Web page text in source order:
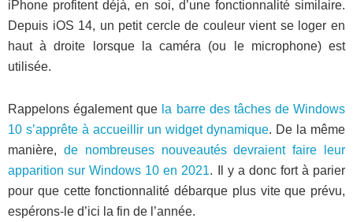
iPhone profitent déjà, en soi, d’une fonctionnalité similaire.
Depuis iOS 14, un petit cercle de couleur vient se loger en
haut à droite lorsque la caméra (ou le microphone) est
utilisée.
Rappelons également que la barre des tâches de Windows
10 s’apprête à accueillir un widget dynamique. De la même
manière, de nombreuses nouveautés devraient faire leur
apparition sur Windows 10 en 2021. Il y a donc fort à parier
pour que cette fonctionnalité débarque plus vite que prévu,
espérons-le d’ici la fin de l’année.